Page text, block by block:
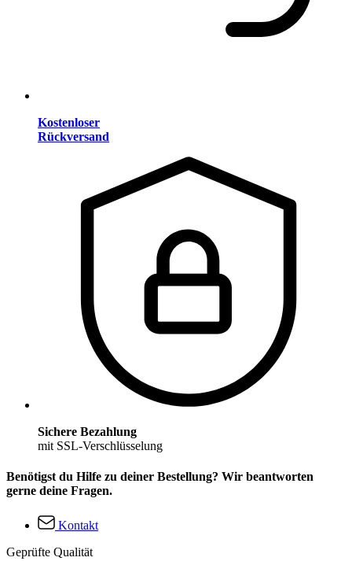
Kostenloser
Rückversand
Sichere Bezahlung
mit SSL-Verschlüsselung
Benötigst du Hilfe zu deiner Bestellung? Wir beantworten
gerne deine Fragen.
Kontakt
Geprüfte Qualität